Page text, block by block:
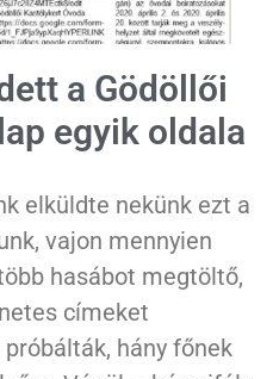
a Gödöllői
egyik oldala
elküldte nekünk ezt a
vajon mennyien
hasábot megtöltő,
címeket
hány főnek